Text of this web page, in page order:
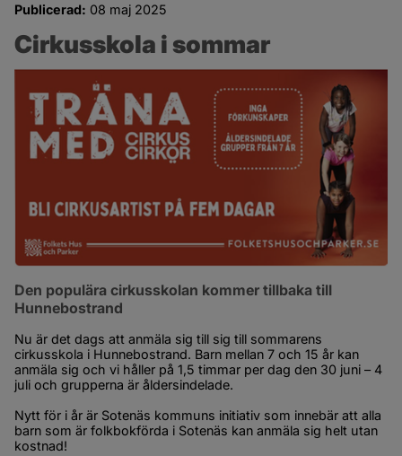
Publicerad: 08 maj 2025
Cirkusskola i sommar
Den populära cirkusskolan kommer tillbaka till
Hunnebostrand
Nu är det dags att anmäla sig till sig till sommarens
cirkusskola i Hunnebostrand. Barn mellan 7 och 15 år kan
anmäla sig och vi håller på 1,5 timmar per dag den 30 juni – 4
juli och grupperna är åldersindelade.
Nytt för i år är Sotenäs kommuns initiativ som innebär att alla
barn som är folkbokförda i Sotenäs kan anmäla sig helt utan
kostnad!